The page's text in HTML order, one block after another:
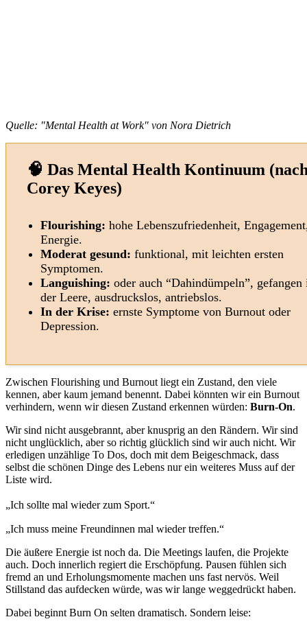
Quelle: "Mental Health at Work" von Nora Dietrich
🧠 Das Mental Health Kontinuum
Corey Keyes)
Flourishing: hohe Lebenszufriedenheit,
Energie.
Moderat gesund: funktional, mit leichten ersten
Symptomen.
Languishing: oder auch “Dahindümpeln”, gefangen
der Leere, ausdruckslos, antriebslos.
In der Krise: ernste Symptome von Burnout oder
Depression.
Zwischen Flourishing und Burnout liegt ein Zustand, den viele
kennen, aber kaum jemand benennt. Dabei könnten wir ein Burnout
verhindern, wenn wir diesen Zustand erkennen würden: Burn-On.
Wir sind nicht ausgebrannt, aber knusprig an den Rändern. Wir sind
nicht unglücklich, aber so richtig glücklich sind wir auch nicht. Wir
erledigen unzählige To Dos, doch mit dem Beigeschmack, dass
selbst die schönen Dinge des Lebens nur ein weiteres Muss auf der
Liste wird.
„Ich sollte mal wieder zum Sport.“
„Ich muss meine Freundinnen mal wieder treffen.“
Die äußere Energie ist noch da. Die Meetings laufen, die Projekte
auch. Doch innerlich regiert die Erschöpfung. Pausen fühlen sich
fremd an und Erholungsmomente machen uns fast nervös. Weil
Stillstand das aufdecken würde, was wir lange weggedrückt haben.
Dabei beginnt Burn On selten dramatisch. Sondern leise: